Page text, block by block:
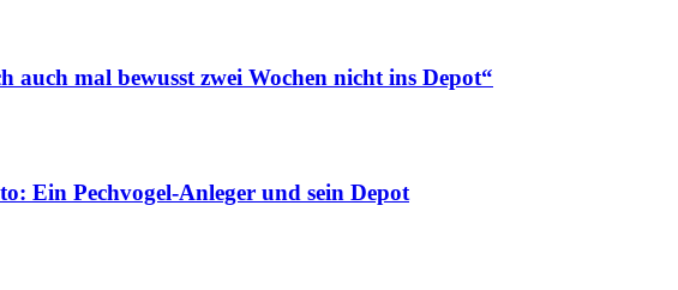
auch mal bewusst zwei Wochen nicht ins Depot“
Ein Pechvogel-Anleger und sein Depot